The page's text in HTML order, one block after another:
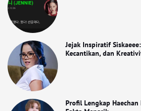
Jejak Inspiratif
Kecantikan, dan
Profil Lengkap Haechan